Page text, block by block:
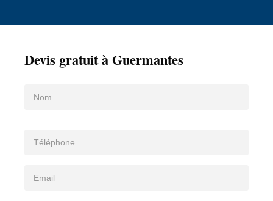
Devis gratuit à Guermantes